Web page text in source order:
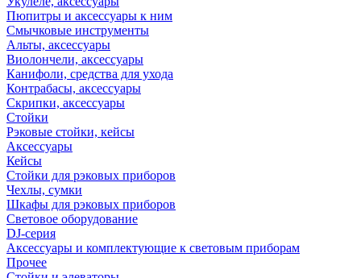
Пюпитры и аксессуары к ним
Смычковые инструменты
Альты, аксессуары
Виолончели, аксессуары
Канифоли, средства для ухода
Контрабасы, аксессуары
Скрипки, аксессуары
Стойки
Рэковые стойки, кейсы
Аксессуары
Кейсы
Стойки для рэковых приборов
Чехлы, сумки
Шкафы для рэковых приборов
Световое оборудование
DJ-серия
Аксессуары и комплектующие к световым приборам
Прочее